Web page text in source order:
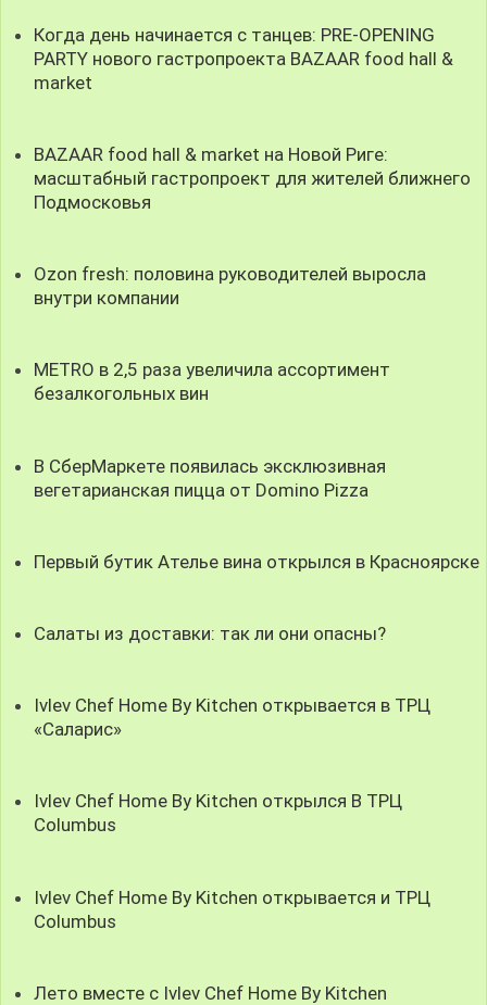
Когда день начинается с танцев: PRE-OPENING
PARTY нового гастропроекта BAZAAR food hall &
market
BAZAAR food hall & market на Новой Риге:
масштабный гастропроект для жителей ближнего
Подмосковья
Ozon fresh: половина руководителей выросла
внутри компании
METRO в 2,5 раза увеличила ассортимент
безалкогольных вин
В СберМаркете появилась эксклюзивная
вегетарианская пицца от Domino Pizza
Первый бутик Ателье вина открылся в Красноярске
Салаты из доставки: так ли они опасны?
Ivlev Chef Home By Kitchen открывается в ТРЦ
«Саларис»
Ivlev Chef Home By Kitchen открылся В ТРЦ
Columbus
Ivlev Chef Home By Kitchen открывается и ТРЦ
Columbus
Лето вместе с Ivlev Chef Home By Kitchen